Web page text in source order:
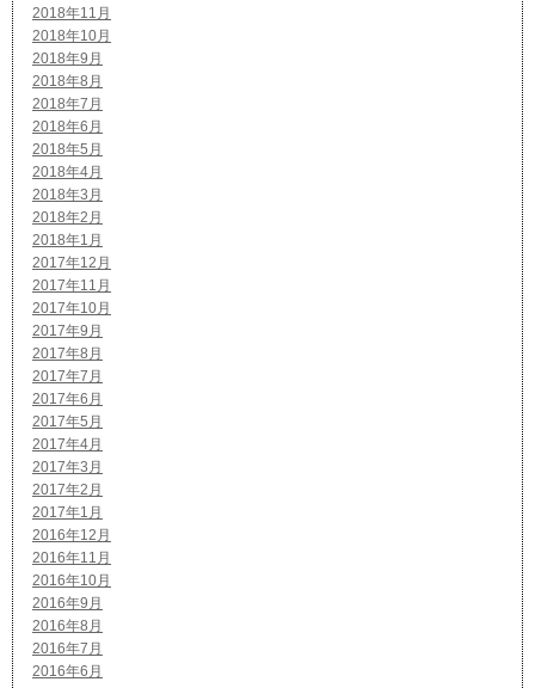
2018年11月
2018年10月
2018年9月
2018年8月
2018年7月
2018年6月
2018年5月
2018年4月
2018年3月
2018年2月
2018年1月
2017年12月
2017年11月
2017年10月
2017年9月
2017年8月
2017年7月
2017年6月
2017年5月
2017年4月
2017年3月
2017年2月
2017年1月
2016年12月
2016年11月
2016年10月
2016年9月
2016年8月
2016年7月
2016年6月